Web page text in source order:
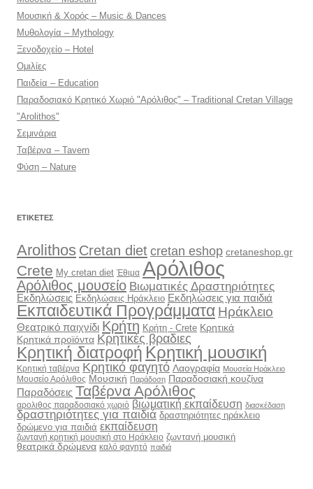
Μουσική & Χορός – Music & Dances
Μυθολογία – Mythology
Ξενοδοχείο – Hotel
Ομιλίες
Παιδεία – Education
Παραδοσιακό Κρητικό Χωριό "Αρόλιθος" – Traditional Cretan Village
"Arolithos"
Σεμινάρια
Ταβέρνα – Tavern
Φύση – Nature
ΕΤΙΚΈΤΕΣ
Arolithos Cretan dietcretan eshop cretaneshop.gr
Crete My cretan diet Έθιμα Αρόλιθος
Αρόλιθος μουσείο Βιωματικές Δραστηριότητες
Εκδηλώσεις Εκδηλώσεις Ηράκλειο Εκδηλώσεις για παιδιά
Εκπαιδευτικά Προγράμματα Ηράκλειο
Θεατρικό παιχνίδι Κρήτη Κρήτη - Crete Κρητικά
Κρητικά προϊόντα Κρητικές βραδιες
Κρητική διατροφή Κρητική μουσική
Κρητική ταβέρνα Κρητικό φαγητό Λαογραφία Μουσεία Ηράκλειο
Μουσείο Αρόλιθος Μουσική Παράδοση Παραδοσιακή κουζίνα
Παραδόσεις Ταβέρνα Αρόλιθος
αρολιθος παραδοσιακό χωριό βιωματική εκπαίδευση διασκέδαση
δραστηριότητες για παιδιά δραστηριότητες ηράκλειο
δρώμενο για παιδιά εκπαίδευση
ζωντανή κρητική μουσική στο Ηράκλειο ζωντανή μουσική
θεατρικά δρώμενα καλό φαγητό παιδιά